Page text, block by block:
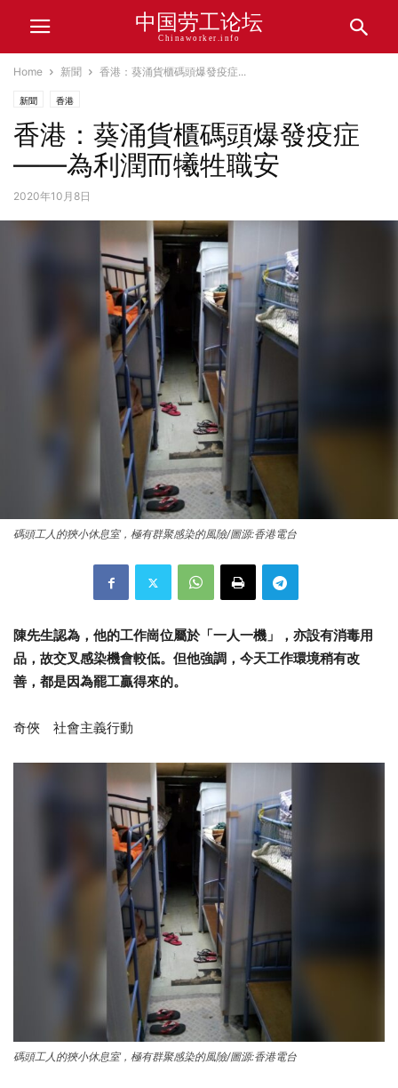
中国劳工论坛
Chinaworker.info
Home 新聞 香港：葵涌貨櫃碼頭爆發疫症...
新聞 香港
香港：葵涌貨櫃碼頭爆發疫症
——為利潤而犧牲職安
2020年10月8日
碼頭工人的狹小休息室，極有群聚感染的風險/圖源:香港電台
陳先生認為，他的工作崗位屬於「一人一機」，亦設有消毒用
品，故交叉感染機會較低。但他強調，今天工作環境稍有改
善，都是因為罷工贏得來的。
奇俠 社會主義行動
碼頭工人的狹小休息室，極有群聚感染的風險/圖源:香港電台